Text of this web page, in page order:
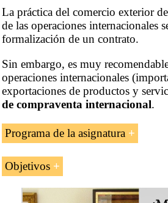
La práctica del comercio exterior
de las operaciones internacionales
formalización de un contrato.
Sin embargo, es muy
operaciones internacionales
exportaciones de productos y
de compraventa internacional.
Programa de la asignatura
Los contratos internacionales
exterior
Riesgos derivados del
Objetivos
Los objetivos de la asignatura